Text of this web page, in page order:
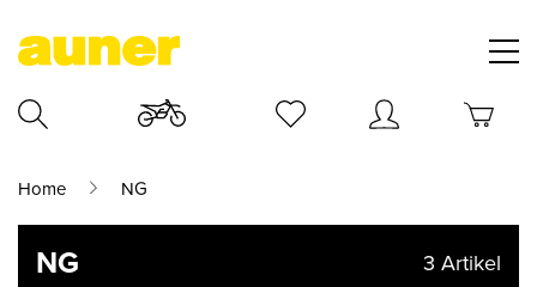
Home NG
NG 3 Artikel